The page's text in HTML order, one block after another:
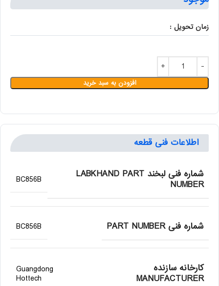
زمان تحویل :
افزودن به سبد خرید
اطلاعات فنی قطعه
شماره فنی لبخند LABKHAND PART
NUMBER
BC856B
شماره فنی PART NUMBER BC856B
کارخانه سازنده
MANUFACTURER
Guangdong
Hottech